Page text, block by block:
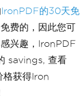
IronPDF的30天免
费的，因此您可
兴趣，IronPDF
savings, 查看
格获得Iron